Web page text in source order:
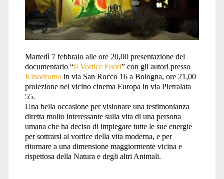
Martedì 7 febbraio alle ore 20,00 presentazione del
documentario “Il Vortice Fuori” con gli autori presso
Kinodromoin via San Rocco 16 a Bologna, ore 21,00
proiezione nel vicino cinema Europa in via Pietralata
55.
Una bella occasione per visionare una testimonianza
diretta molto interessante sulla vita di una persona
umana che ha deciso di impiegare tutte le sue energie
per sottrarsi al vortice della vita moderna, e per
ritornare a una dimensione maggiormente vicina e
rispettosa della Natura e degli altri Animali.